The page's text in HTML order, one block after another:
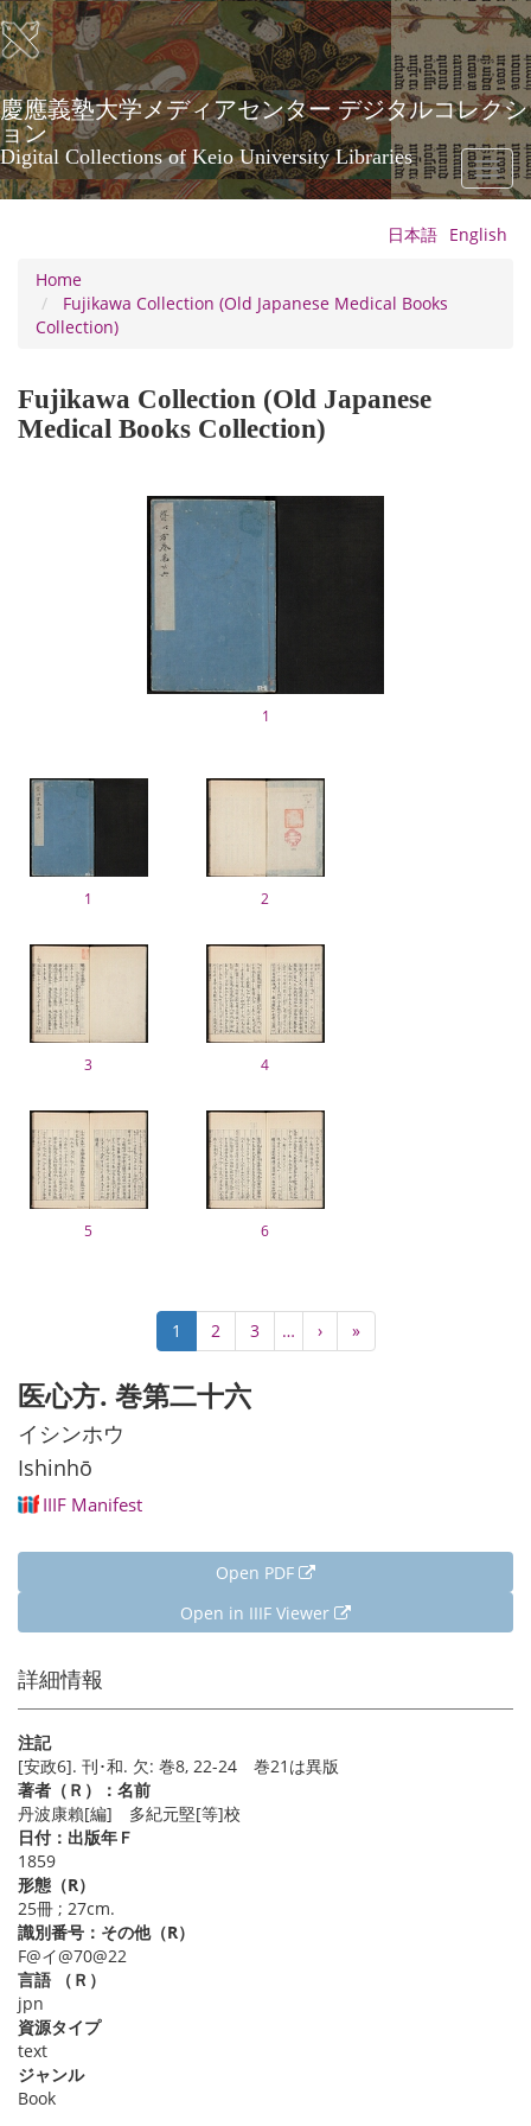
Skip
to
main
content
慶應義塾大学メディアセンター デジタルコレクシ
ョン
Digital Collections of Keio University Libraries
Toggle
日本語 English
Home
Fujikawa Collection (Old Japanese Medical Books
Collection)
Fujikawa Collection (Old Japanese
Medical Books Collection)
1
1 2
3 4
5 6
Current
page
1 Page
2 Page
3 …
Next
page
›
Last
page
»
医心方. 巻第二十六
イシンホウ
Ishinhō
IIIF Manifest
Open PDF
Open in IIIF Viewer
詳細情報
注記
[安政6]. 刊･和. 欠: 巻8, 22-24 巻21は異版
著者（Ｒ）：名前
丹波康賴[編] 多紀元堅[等]校
日付：出版年Ｆ
1859
形態（R）
25冊 ; 27cm.
識別番号：その他（R）
F@イ@70@22
言語 （Ｒ）
jpn
資源タイプ
text
ジャンル
Book